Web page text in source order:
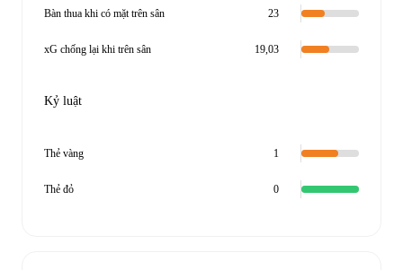
Bàn thua khi có mặt trên sân 23
xG chống lại khi trên sân 19,03
Kỷ luật
Thẻ vàng 1
Thẻ đỏ 0